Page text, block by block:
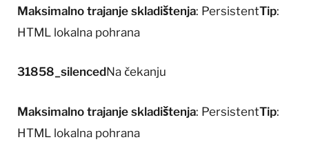
Maksimalno trajanje skladištenja: PersistentTip:
HTML lokalna pohrana
31858_silencedNa čekanju
Maksimalno trajanje skladištenja: PersistentTip:
HTML lokalna pohrana